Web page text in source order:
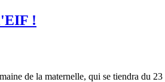
!
de la maternelle, qui se tiendra du 23